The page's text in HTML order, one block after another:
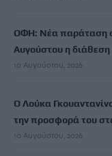
ΟΦΗ: Νέα παράταση
Αυγούστου η διάθεση
10 Αυγούστου, 2026
Ο Λούκα
την προσφορά του
10 Αυγούστου, 2026